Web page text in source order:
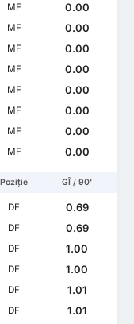
MF
0.00
MF
0.00
MF
0.00
MF
0.00
MF
0.00
MF
0.00
MF
0.00
MF 0.00
Poziție GÎ / 90'
DF
0.69
DF
0.69
DF
1.00
DF
1.00
DF
1.01
DF
1.01